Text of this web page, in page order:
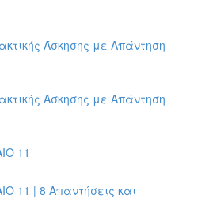
Άσκησης με Απάντηση
Άσκησης με Απάντηση
11
11 | 8 Απαντήσεις και